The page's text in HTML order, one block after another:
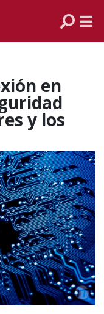
en
y los